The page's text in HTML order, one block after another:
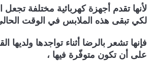
لأنها تقدم أجهزة كهربائية مختلفة تجعل
لكي تبقى هذه الملابس في الوقت
فإنها تشعر بالرضا أثناء تواجدها ولديها
على أن تكون متوفّرة فيها ،